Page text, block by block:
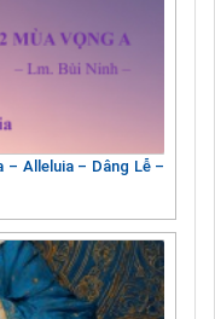
– Alleluia – Dâng Lễ –